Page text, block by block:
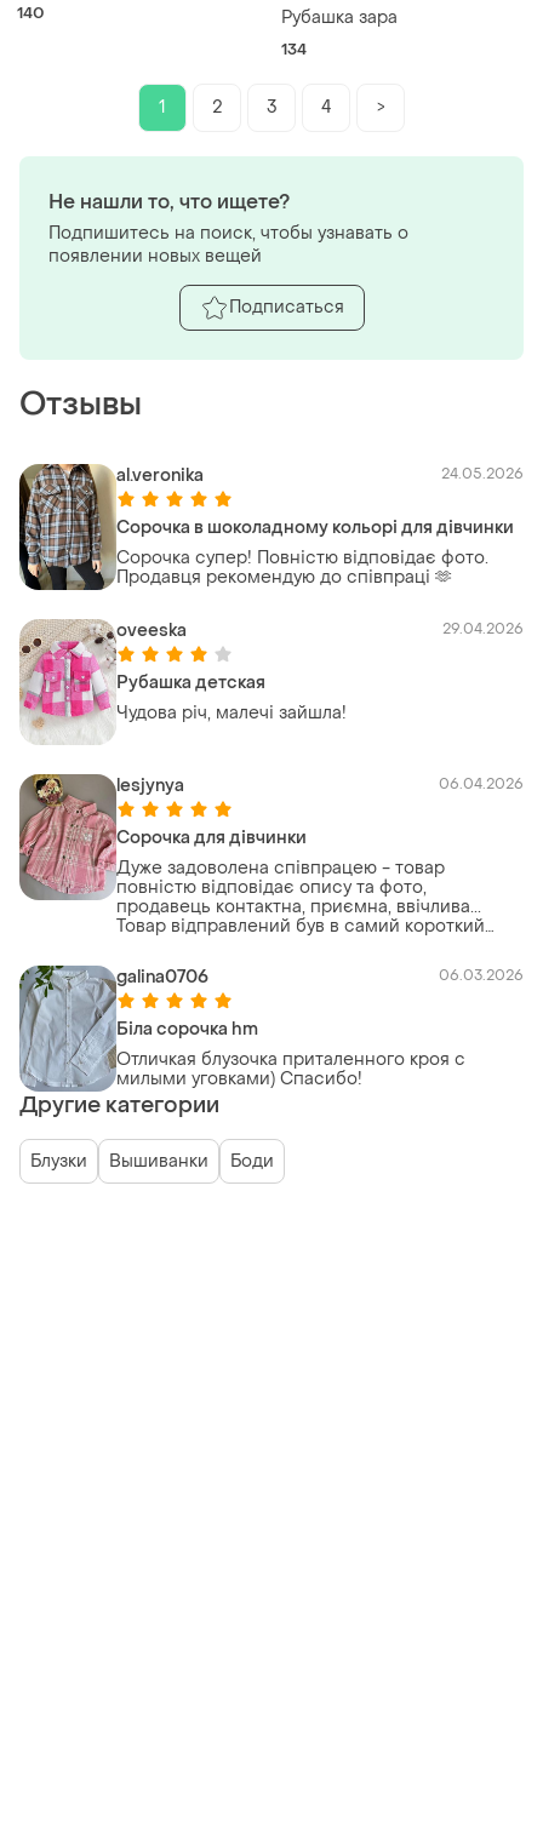
140 Рубашка зара
134
1 2 3 4 >
Отзывы
al.veronika 24.05.2026
Сорочка в шоколадному кольорі для дівчинки
Сорочка супер! Повністю відповідає фото.
Продавця рекомендую до співпраці 🫶
oveeska 29.04.2026
Рубашка детская
Чудова річ, малечі зайшла!
lesjynya 06.04.2026
Сорочка для дівчинки
Дуже задоволена співпрацею - товар
повністю відповідає опису та фото,
продавець контактна, приємна, ввічлива...
Товар відправлений був в самий короткий
РЕКОМЕНДУЮ!!!
galina0706 06.03.2026
Біла сорочка hm
Отличкая блузочка приталенного кроя с
милыми уговками) Спасибо!
Другие категории
Блузки Вышиванки Боди
Не нашли то, что ищете?
Подпишитесь на поиск, чтобы узнавать о
появлении новых вещей
Подписаться